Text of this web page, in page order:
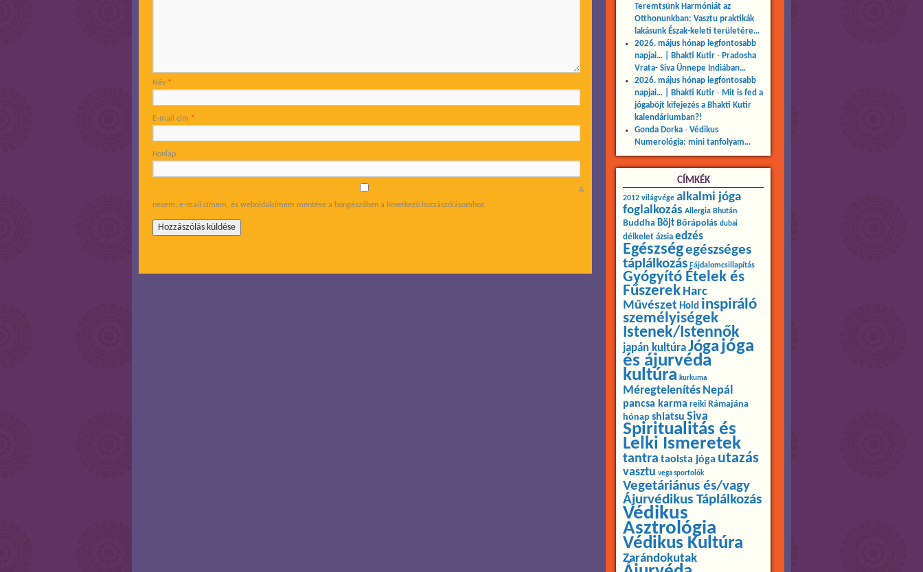
Név *
E-mail cím *
Honlap
A
nevem, e-mail címem, és weboldalcímem mentése a böngészőben a következő hozzászólásomhoz.
Teremtsünk Harmóniát az
Otthonunkban: Vasztu praktikák
lakásunk Észak-keleti területére…
2026. május hónap legfontosabb
napjai… | Bhakti Kutir- Pradosha
Vrata- Siva Ünnepe Indiában…
2026. május hónap legfontosabb
napjai… | Bhakti Kutir- Mit is fed a
jógaböjt kifejezés a Bhakti Kutir
kalendáriumban?!
Gonda Dorka- Védikus
Numerológia: mini tanfolyam…
CÍMKÉK
2012 világvége alkalmi jóga
foglalkozás Allergia Bhután
Buddha Böjt Bőrápolás dubai
délkelet ázsia edzés
Egészségegészséges
táplálkozás Fájdalomcsillapítás
Gyógyító Ételek és
Fűszerek Harc
Művészet Hold inspiráló
személyiségek
Istenek/Istennők
japán kultúraJóga jóga
és ájurvéda
kultúra kurkuma
Méregtelenítés Nepál
pancsa karma reiki Rámajána
hónap shiatsu Siva
Spiritualitás és
Lelki Ismeretek
tantra taoista jóga utazás
vasztu vega sportolók
Vegetáriánus és/vagy
Ájurvédikus Táplálkozás
Védikus
Asztrológia
Védikus Kultúra
Zarándokutak